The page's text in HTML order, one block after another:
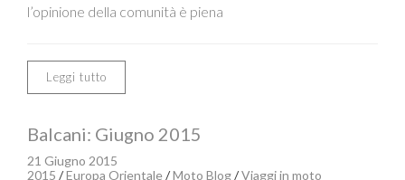
l’opinione della comunità è piena
Leggi tutto
Balcani: Giugno 2015
21 Giugno 2015
2015 /Europa Orientale/Moto Blog/Viaggi in moto